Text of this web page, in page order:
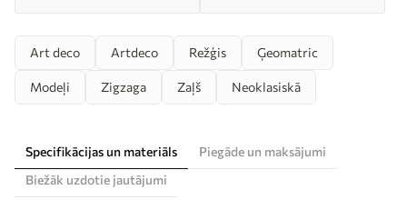
Art deco Artdeco Režģis Ģeomatric
Modeļi Zigzaga Zaļš Neoklasiskā
Specifikācijas un materiāls
Piegāde un maksājumi
Biežāk uzdotie jautājumi